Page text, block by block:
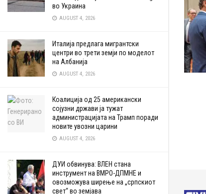
во Украина
AUGUST 4, 2026
Италија предлага мигрантски
центри во трети земји по моделот
на Албанија
AUGUST 4, 2026
Коалиција од 25 американски
сојузни држави ја тужат
администрацијата на Трамп поради
новите увозни царини
AUGUST 4, 2026
ДУИ обвинува: ВЛЕН стана
инструмент на ВМРО-ДПМНЕ и
овозможува ширење на „српскиот
свет“ во земјава